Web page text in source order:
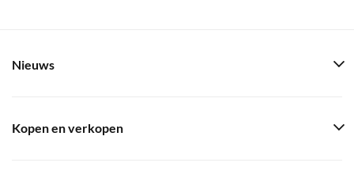
Nieuws
Kopen en verkopen